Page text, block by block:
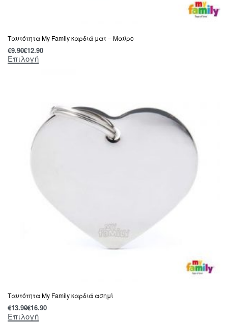
Ταυτότητα My Family καρδιά ματ – Μαύρο
€9.90€12.90
Επιλογή
Ταυτότητα My Family καρδιά ασημί
€13.90€16.90
Επιλογή